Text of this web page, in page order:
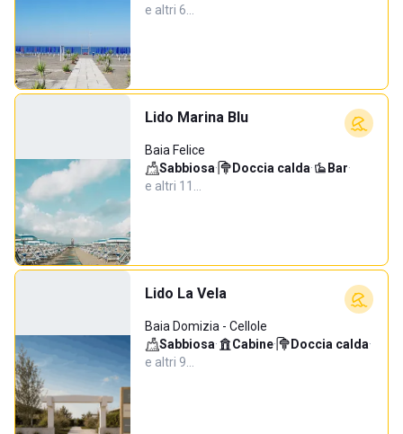
e altri 6…
Lido Marina Blu
Baia Felice
Sabbiosa· Doccia calda· Bar·
e altri 11…
Lido La Vela
Baia Domizia - Cellole
Sabbiosa· Cabine· Doccia calda·
e altri 9…